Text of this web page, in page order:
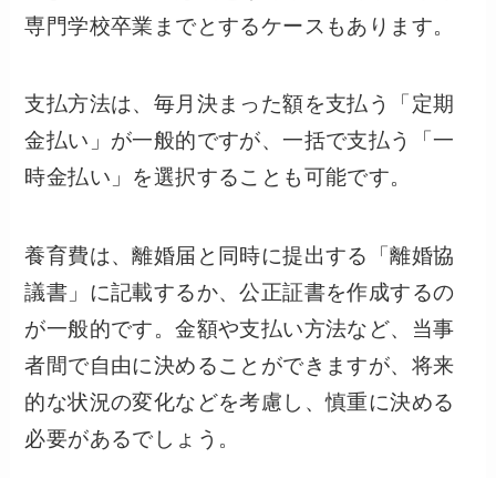
専門学校卒業までとするケースもあります。
支払方法は、毎月決まった額を支払う「定期
金払い」が一般的ですが、一括で支払う「一
時金払い」を選択することも可能です。
養育費は、離婚届と同時に提出する「離婚協
議書」に記載するか、公正証書を作成するの
が一般的です。金額や支払い方法など、当事
者間で自由に決めることができますが、将来
的な状況の変化などを考慮し、慎重に決める
必要があるでしょう。